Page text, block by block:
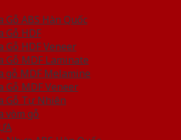
Gỗ ABS Hàn Quốc
Gỗ HDF
Gỗ HDF Veneer
Gỗ MDF Laminate
gỗ MDF Melamine
Gỗ MDF Veneer
Gỗ Tự Nhiên
vòm gỗ